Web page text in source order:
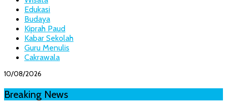
Edukasi
Budaya
Kiprah Paud
Kabar Sekolah
Guru Menulis
Cakrawala
10/08/2026
Breaking News